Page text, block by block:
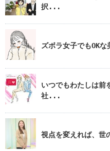
択...
ズボラ女子でもOKな
いつでもわたしは前
社...
視点を変えれば、